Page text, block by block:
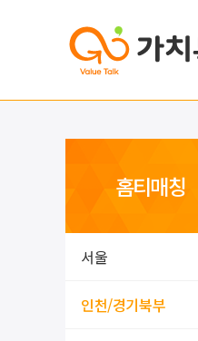
홈티매칭
서울
인천/경기북부